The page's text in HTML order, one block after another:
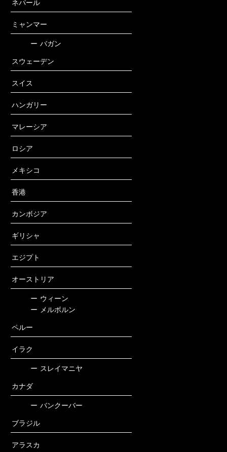
ネパール
ミャンマー
ー バガン
スウェーデン
スイス
ハンガリー
マレーシア
ロシア
メキシコ
香港
カンボジア
ギリシャ
エジプト
オーストリア
ー ウィーン
ー
メルボルン
ペルー
イラク
ー スレイマニヤ
カナダ
ー バンクーバー
ブラジル
アラスカ